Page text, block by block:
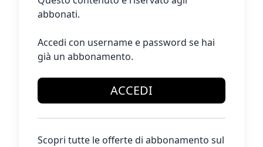
abbonati.
Accedi con username e password se hai
già un abbonamento.
ACCEDI
Scopri tutte le offerte di abbonamento sul